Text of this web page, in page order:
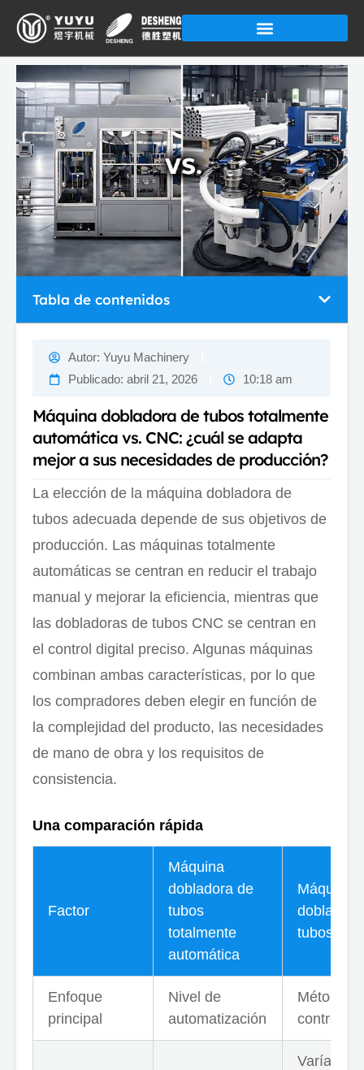
contenido
Autor: Yuyu Machinery
Publicado: abril 21, 2026 10:18 am
Máquina dobladora de tubos totalmente
automática vs. CNC: ¿cuál se adapta
mejor a sus necesidades de producción?
La elección de la máquina dobladora de
tubos adecuada depende de sus objetivos de
producción. Las máquinas totalmente
automáticas se centran en reducir el trabajo
manual y mejorar la eficiencia, mientras que
las dobladoras de tubos CNC se centran en
el control digital preciso. Algunas máquinas
combinan ambas características, por lo que
los compradores deben elegir en función de
la complejidad del producto, las necesidades
de mano de obra y los requisitos de
consistencia.
Una comparación rápida
Factor
Máquina
dobladora de
tubos
totalmente
automática
Máquina
tubos
Enfoque
principal
Nivel de
automatización
Método
control
Varía
Tabla de contenidos